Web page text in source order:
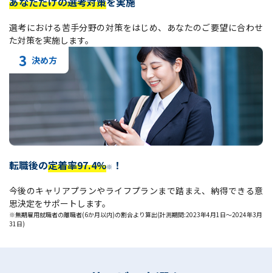
選考における苦手分野の対策をはじめ、あなたのご要望に合わせ
た対策を実施します。
3 決め方
転職後の定着率97.4%※ ！
今後のキャリアプランやライフプランまで踏まえ、納得できる意
思決定をサポートします。
※無期雇用就職者の離職者(6か月以内)の割合より算出(計測期間:2023年4月1日～2024年3月
31日)